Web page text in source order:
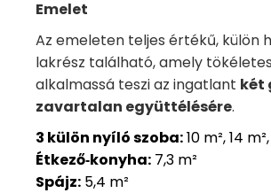
Emelet
Az emeleten teljes értékű, külön
lakrész található, amely
alkalmassá teszi az ingatlant két
zavartalan együttélésére.
3 külön nyíló szoba:10 m², 14
Étkező‑konyha: 7,3 m²
Spájz: 5,4 m²